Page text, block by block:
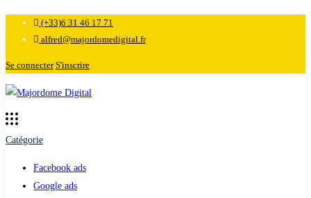
(+33)6 31 46 17 71
alfred@majordomedigital.fr
Se connecter S'inscrire
Catégorie
Facebook ads
Google ads